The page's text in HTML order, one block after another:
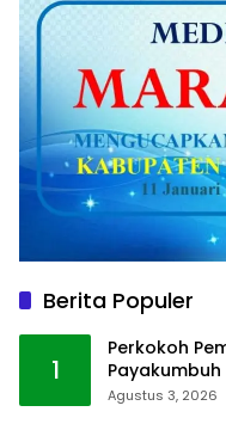
Berita Populer
1
Perkokoh
Agustus 3, 2026